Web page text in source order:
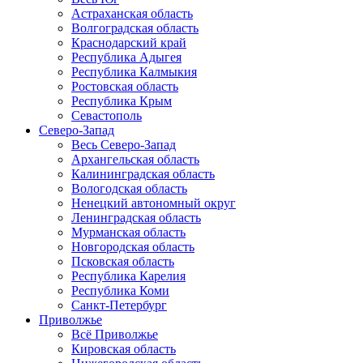
Астраханская область
Волгоградская область
Краснодарский край
Республика Адыгея
Республика Калмыкия
Ростовская область
Республика Крым
Севастополь
Северо-Запад
Весь Северо-Запад
Архангельская область
Калининградская область
Вологодская область
Ненецкий автономный округ
Ленинградская область
Мурманская область
Новгородская область
Псковская область
Республика Карелия
Республика Коми
Санкт-Петербург
Приволжье
Всё Приволжье
Кировская область